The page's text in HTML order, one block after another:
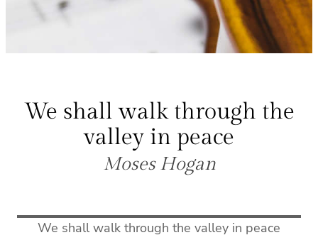
We shall walk through the
valley in peace
Moses Hogan
We shall walk through the valley in peace